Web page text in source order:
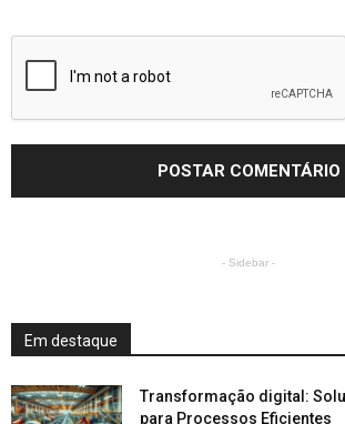
- Sidebar -
Em destaque
Transformação digital:
para Processos Eficientes